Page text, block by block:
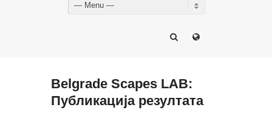
— Menu —
Belgrade Scapes LAB:
Публикација резултата